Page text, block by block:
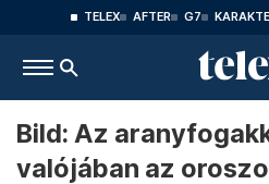
TELEX AFTER G7
Bild: Az
valójában az